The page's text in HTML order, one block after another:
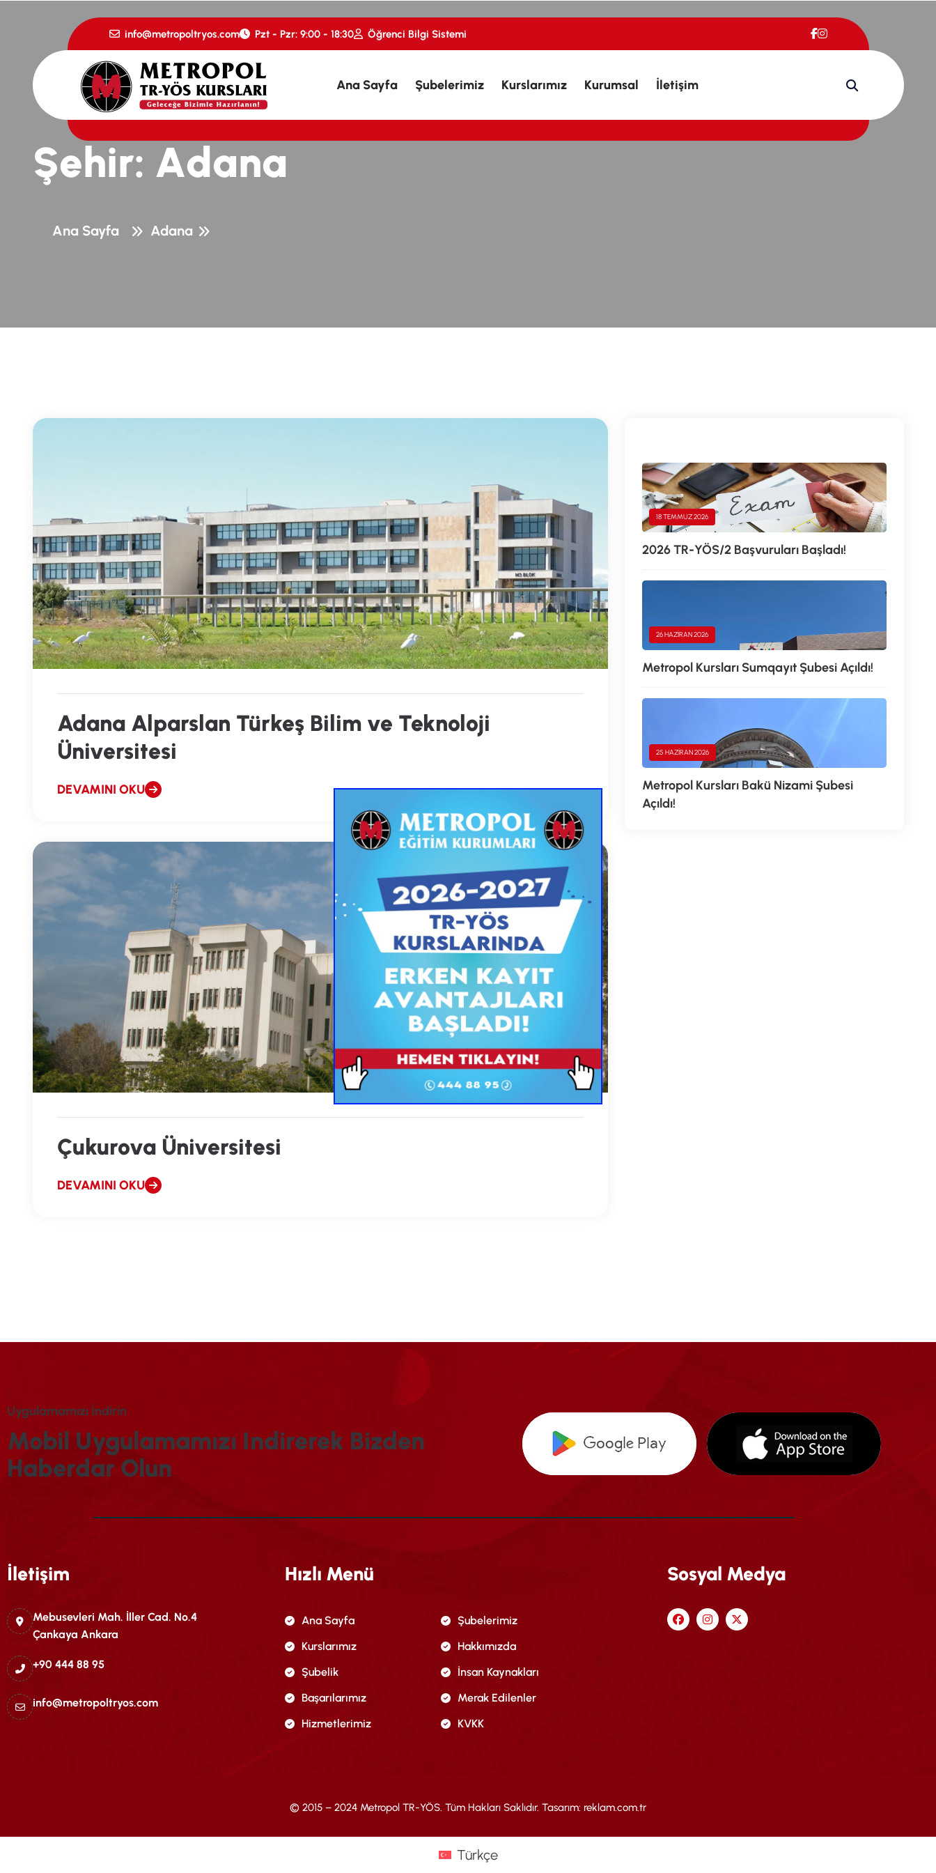
info@metropoltryos.com Pzt - Pzr: 9:00 - 18:30 Öğrenci Bilgi Sistemi
Ana Sayfa Şubelerimiz Kurslarımız Kurumsal İletişim
Şehir: Adana
Ana Sayfa Adana
Adana Alparslan Türkeş Bilim ve Teknoloji
Üniversitesi
DEVAMINI OKU
Çukurova Üniversitesi
DEVAMINI OKU
18 TEMMUZ 2026
2026 TR-YÖS/2 Başvuruları Başladı!
26 HAZIRAN 2026
Metropol Kursları Sumqayıt Şubesi Açıldı!
25 HAZIRAN 2026
Metropol Kursları Bakü Nizami Şubesi
Açıldı!
UYGULAMAMIZI İNDIRIN
MOBIL UYGULAMAMIZI INDIREREK BIZDEN
HABERDAR OLUN
İletişim
Mebusevleri Mah. İller Cad. No.4
Çankaya Ankara
+90 444 88 95
info@metropoltryos.com
Hızlı Menü
Ana Sayfa
Şubelerimiz
Kurslarımız
Hakkımızda
Şubelik
İnsan Kaynakları
Başarılarımız
Merak Edilenler
Hizmetlerimiz
KVKK
Sosyal Medya
© 2015 – 2024 Metropol TR-YÖS. Tüm Hakları Saklıdır. Tasarım: reklam.com.tr
Türkçe